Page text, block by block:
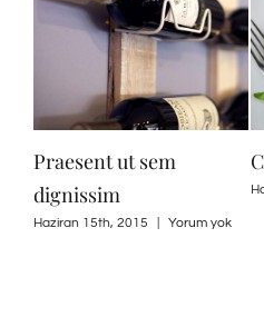
Nullam suscipit massi
Haziran 15th, 2015